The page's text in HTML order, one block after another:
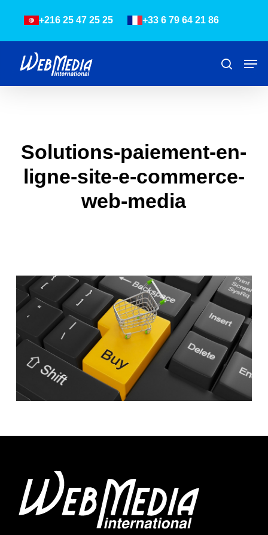
content
+216 25 47 25 25 +33 6 79 64 21 86
Solutions-paiement-en-
ligne-site-e-commerce-
web-media